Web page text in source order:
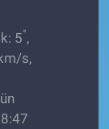
5°,
s,